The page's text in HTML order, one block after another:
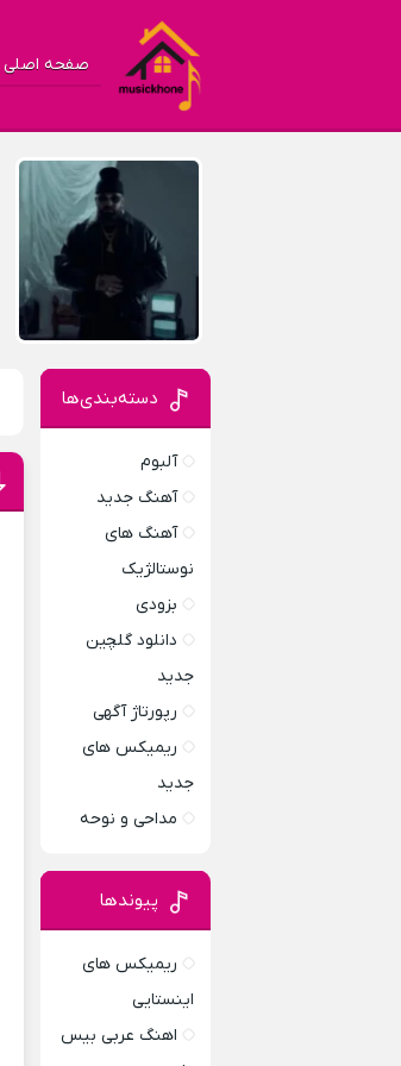
صفحه اصلی
دسته‌بندی‌ها
آلبوم
آهنگ جدید
آهنگ های
نوستالژیک
بزودی
دانلود گلچین
جدید
رپورتاژ آگهی
ریمیکس های
جدید
مداحی و نوحه
پیوندها
ریمیکس های
اینستایی
اهنگ عربی بیس